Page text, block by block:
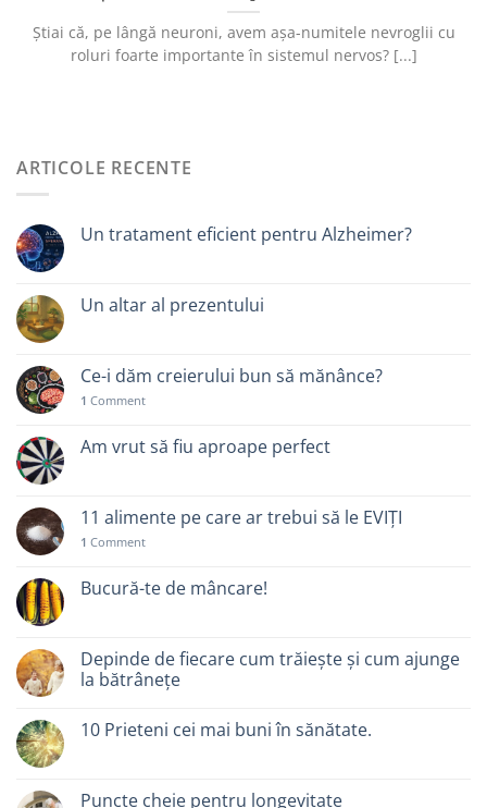
Știai că, pe lângă neuroni, avem așa-numitele nevroglii cu
roluri foarte importante în sistemul nervos? [...]
ARTICOLE RECENTE
Un tratament eficient pentru Alzheimer?
Un altar al prezentului
Ce-i dăm creierului bun să mănânce?
1 Comment
Am vrut să fiu aproape perfect
11 alimente pe care ar trebui să le EVIȚI
1 Comment
Bucură-te de mâncare!
Depinde de fiecare cum trăiește și cum ajunge
la bătrânețe
10 Prieteni cei mai buni în sănătate.
Puncte cheie pentru longevitate